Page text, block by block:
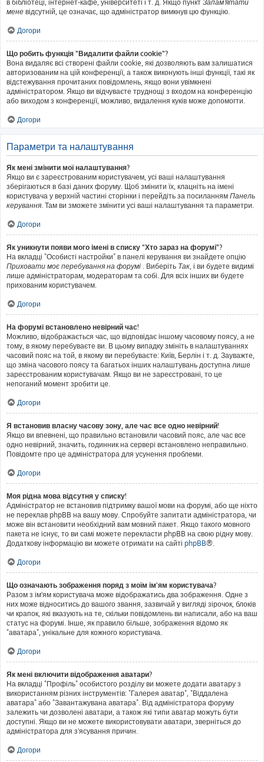
в бібліотеці, інтернет-кафе, університеті і т. д. Якщо пункт Запам'ятати
мене відсутній, це означає, що адміністратор вимкнув цю функцію.
Догори
Що робить функція "Видалити файли cookie"?
Вона видаляє всі створені файли cookie, які дозволяють вам залишатися
авторизованим на цій конференції, а також виконують інші функції, такі як
відстежування прочитаних повідомлень, якщо вони увімкнені
адміністратором. Якщо ви відчуваєте труднощі з входом на конференцію
або виходом з конференції, можливо, видалення куків може допомогти.
Догори
Параметри та налаштування
Як мені змінити мої налаштування?
Якщо ви є зареєстрованим користувачем, усі ваші налаштування
зберігаються в базі даних форуму. Щоб змінити їх, клацніть на імені
користувача у верхній частині сторінки і перейдіть за посиланням Панель
керування. Там ви зможете змінити усі ваші налаштування та параметри.
Догори
Як уникнути появи мого імені в списку "Хто зараз на форумі"?
На вкладці "Особисті настройки" в панелі керування ви знайдете опцію
Приховати моє перебування на форумі . Виберіть Так, і ви будете видимі
лише адміністраторам, модераторам та собі. Для всіх інших ви будете
прихованим користувачем.
Догори
На форумі встановлено невірний час!
Можливо, відображається час, що відповідає іншому часовому поясу, а не
тому, в якому перебуваєте ви. В цьому випадку змініть в налаштуваннях
часовий пояс на той, в якому ви перебуваєте: Київ, Берлін і т. д. Зауважте,
що зміна часового поясу та багатьох інших налаштувань доступна лише
зареєстрованим користувачам. Якщо ви не зареєстровані, то це
непоганий момент зробити це.
Догори
Я встановив власну часову зону, але час все одно невірний!
Якщо ви впевнені, що правильно встановили часовий пояс, але час все
одно невірний, значить, годинник на сервері встановлено неправильно.
Повідомте про це адміністратора для усунення проблеми.
Догори
Моя рідна мова відсутня у списку!
Адміністратор не встановив підтримку вашої мови на форумі, або ще ніхто
не переклав phpBB на вашу мову. Спробуйте запитати адміністратора, чи
може він встановити необхідний вам мовний пакет. Якщо такого мовного
пакета не існує, то ви самі можете перекласти phpBB на свою рідну мову.
Додаткову інформацію ви можете отримати на сайті phpBB®.
Догори
Що означають зображення поряд з моїм ім'ям користувача?
Разом з ім'ям користувача може відображатись два зображення. Одне з
них може відноситись до вашого звання, зазвичай у вигляді зірочок, блоків
чи крапок, які вказують на те, скільки повідомлень ви написали, або на ваш
статус на форумі. Інше, як правило більше, зображення відомо як
"аватара", унікальне для кожного користувача.
Догори
Як мені включити відображення аватари?
На вкладці "Профіль" особистого розділу ви можете додати аватару з
використанням різних інструментів: "Галерея аватар", "Віддалена
аватара" або "Завантажувана аватара". Від адміністратора форуму
залежить чи дозволені аватари, а також які типи аватар можуть бути
доступні. Якщо ви не можете використовувати аватари, зверніться до
адміністратора для з'ясування причин.
Догори